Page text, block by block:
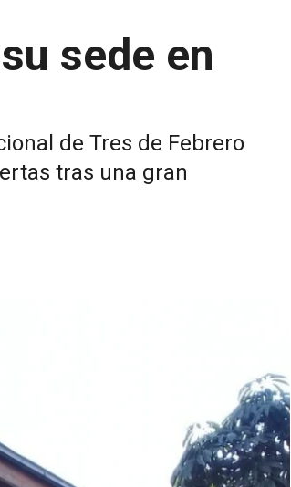
sede en
de Tres de Febrero
tras una gran